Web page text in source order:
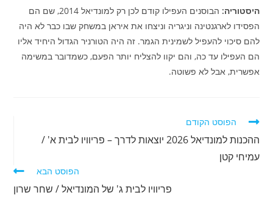
היסטוריה:
הבוסנים העפילו קודם לכן רק למונדיאל 2014, שם הם
הפסידו לארגנטינה וניגריה וניצחו את איראן במשחק שבו כבר לא היה
להם סיכוי להעפיל לשמינית הגמר. זה היה הטורניר הגדול היחיד אליו
הם העפילו עד כה, והם יקוו להצליח יותר הפעם, כשמדובר במשימה
אפשרית, אבל לא פשוטה.
לקרוא
נוספים
הפוסט הקודם
ההכנות למונדיאל 2026 יוצאות לדרך – פריוויו לבית א' /
עמיחי קטן
הפוסט הבא
פריוויו לבית ג' של המונדיאל / שחר שרון